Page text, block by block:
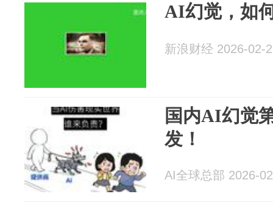
AI幻觉，如
新浪财经 2026-02-
国内AI幻觉
发！
AI全球总部 2026-